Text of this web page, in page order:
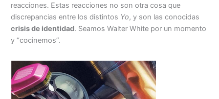
reacciones. Estas reacciones no son otra cosa que
discrepancias entre los distintos Yo, y son las conocidas
crisis de identidad. Seamos Walter White por un momento
y “cocinemos”.